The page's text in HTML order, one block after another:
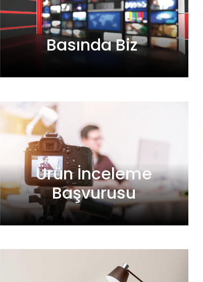
Basında Biz
Ürün İnceleme
Başvurusu